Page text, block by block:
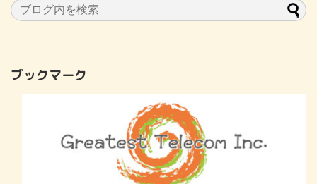
ブックマーク